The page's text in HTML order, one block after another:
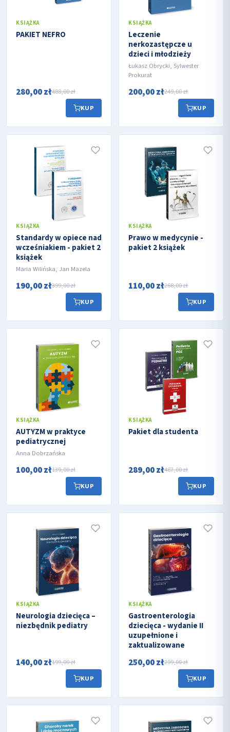
KSIĄŻKA
PAKIET NEFRO
280,00 zł488,00 zł
KUP
KSIĄŻKA
Leczenie
nerkozastępcze u
dzieci i młodzieży
Łukasz Obrycki, Sylwester
Prokurat
200,00 zł249,00 zł
KUP
KSIĄŻKA
Standardy w opiece nad
wcześniakiem - pakiet 2
książek
Maria Wilińska, Jan Mazela
190,00 zł399,00 zł
KUP
KSIĄŻKA
Prawo w medycynie -
pakiet 2 książek
110,00 zł268,00 zł
KUP
KSIĄŻKA
AUTYZM w praktyce
pediatrycznej
Anna Dobrzańska
100,00 zł139,00 zł
KUP
KSIĄŻKA
Pakiet dla studenta
289,00 zł487,00 zł
KUP
KSIĄŻKA
Neurologia dziecięca –
niezbędnik pediatry
140,00 zł199,00 zł
KUP
KSIĄŻKA
Gastroenterologia
dziecięca - wydanie II
uzupełnione i
zaktualizowane
250,00 zł299,00 zł
KUP